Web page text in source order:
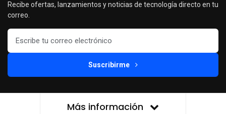
Recibe ofertas, lanzamientos y noticias de tecnología directo en tu
correo.
Suscribirme
Más información